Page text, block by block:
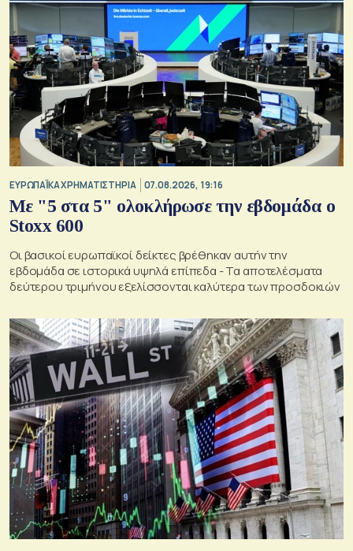
ΕΥΡΩΠΑΪΚΑ ΧΡΗΜΑΤΙΣΤΗΡΙΑ 07.08.2026, 19:16
Με "5 στα 5" ολοκλήρωσε την εβδομάδα ο
Stoxx 600
Οι βασικοί ευρωπαϊκοί δείκτες βρέθηκαν αυτήν την
εβδομάδα σε ιστορικά υψηλά επίπεδα - Τα αποτελέσματα
δεύτερου τριμήνου εξελίσσονται καλύτερα των προσδοκιών